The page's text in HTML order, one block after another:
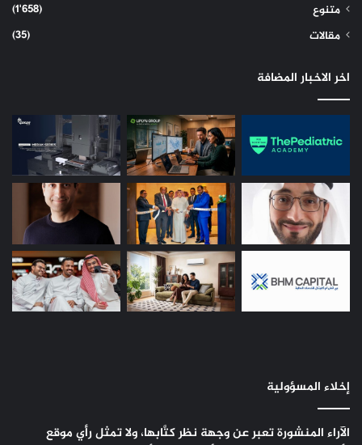
متنوع
(1٬658)
مقالات
(35)
اخر الاخبار المضافة
إخلاء المسؤولية
الآراء المنشورة تعبر عن وجهة نظر كتَّابها، ولا تمثل رأي موقع